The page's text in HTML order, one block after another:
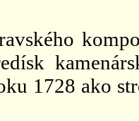
1728 ako